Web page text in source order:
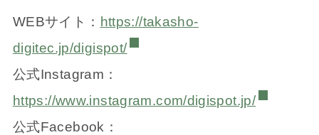
WEBサイト： https://takasho-
digitec.jp/digispot/
公式Instagram：
https://www.instagram.com/digispot.jp/
公式Facebook：